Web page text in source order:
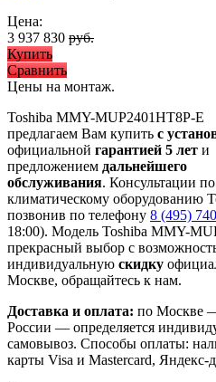
Цена:
3 937 830 руб.
Купить
Сравнить
Цены на монтаж.
Toshiba MMY-MUP2401HT8P-E
предлагаем Вам купить с
официальной гарантией 5 лет и
предложением дальнейшего
обслуживания. Консультации
климатическому оборудованию
позвонив по телефону 8 (495)
18:00). Модель Toshiba MMY-
прекрасный выбор с
индивидуальную скидку
Москве, обращайтесь к нам.
Доставка и оплата: по Москве —
России — определяется
самовывоз. Способы оплаты:
карты Visa и Mastercard, Яндекс-